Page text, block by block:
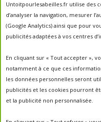
Untoitpourlesabeilles.fr utilise des
d’analyser la navigation, mesurer
(Google Analytics) ainsi que pour
publicités adaptées à vos centres
En cliquant sur « Tout accepter »,
notamment à ce que ces
les données personnelles seront
publicités et les cookies pourront
et la publicité non personnalisée.
abeille abeille en
apiculteur apiculteurs
autrefois biodiversité
essaimage essaim
ruche Maroc miel
français
portes
rencontre apiculteurs